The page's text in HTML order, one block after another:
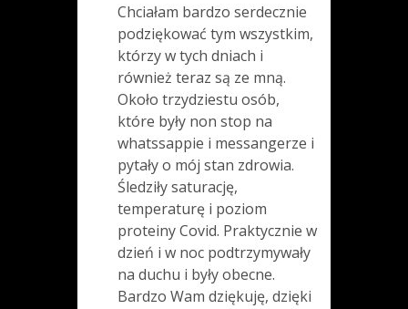
Chciałam bardzo serdecznie
podziękować tym wszystkim,
którzy w tych dniach i
również teraz są ze mną.
Około trzydziestu osób,
które były non stop na
whatssappie i messangerze i
pytały o mój stan zdrowia.
Śledziły saturację,
temperaturę i poziom
proteiny Covid. Praktycznie w
dzień i w noc podtrzymywały
na duchu i były obecne.
Bardzo Wam dziękuję, dzięki